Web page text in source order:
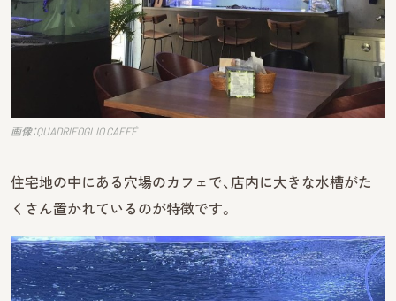
画像：QUADRIFOGLIO CAFFÉ
住宅地の中にある穴場のカフェで、店内に大きな水槽がた
くさん置かれているのが特徴です。